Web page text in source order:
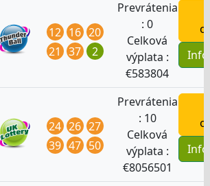
12 16 20
21
37 2
Prevrátenia
:0
Celková
výplata :
€583804
24 26 27
39 47 50
Prevrátenia
: 10
Celková
výplata :
€8056501